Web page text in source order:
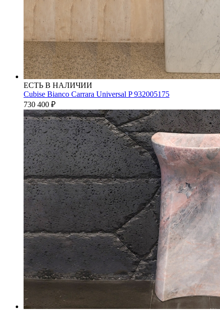
ЕСТЬ В НАЛИЧИИ
Cubise Bianco Carrara Universal P 932005175
730 400 ₽